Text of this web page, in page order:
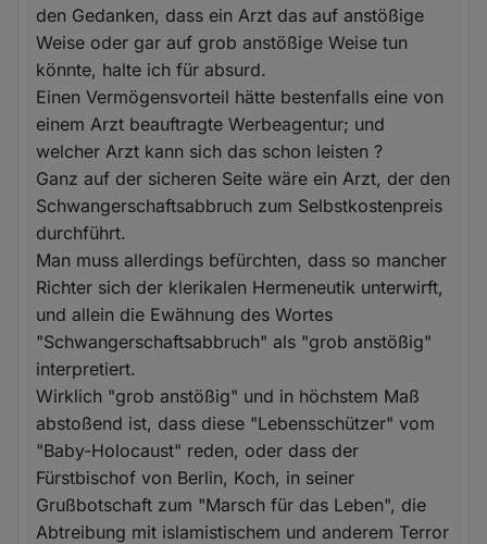
den Gedanken, dass ein Arzt das auf anstößige
Weise oder gar auf grob anstößige Weise tun
könnte, halte ich für absurd.
Einen Vermögensvorteil hätte bestenfalls eine von
einem Arzt beauftragte Werbeagentur; und
welcher Arzt kann sich das schon leisten ?
Ganz auf der sicheren Seite wäre ein Arzt, der den
Schwangerschaftsabbruch zum Selbstkostenpreis
durchführt.
Man muss allerdings befürchten, dass so mancher
Richter sich der klerikalen Hermeneutik unterwirft,
und allein die Ewähnung des Wortes
"Schwangerschaftsabbruch" als "grob anstößig"
interpretiert.
Wirklich "grob anstößig" und in höchstem Maß
abstoßend ist, dass diese "Lebensschützer" vom
"Baby-Holocaust" reden, oder dass der
Fürstbischof von Berlin, Koch, in seiner
Grußbotschaft zum "Marsch für das Leben", die
Abtreibung mit islamistischem und anderem Terror